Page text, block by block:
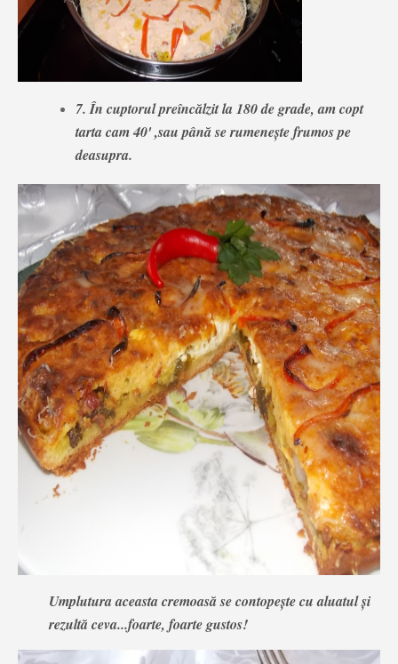
7. În cuptorul preîncălzit la 180 de grade, am copt
tarta cam 40' ,sau până se rumenește frumos pe
deasupra.
Umplutura aceasta cremoasă se contopește cu aluatul și
rezultă ceva...foarte, foarte gustos!